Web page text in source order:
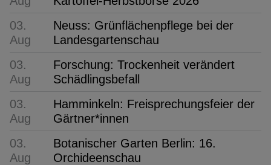
03.
Aug
Neuss: Grünflächenpflege bei der
Landesgartenschau
03.
Aug
Forschung: Trockenheit verändert
Schädlingsbefall
03.
Aug
Hamminkeln: Freisprechungsfeier der
Gärtner*innen
03.
Aug
Botanischer Garten Berlin: 16.
Orchideenschau